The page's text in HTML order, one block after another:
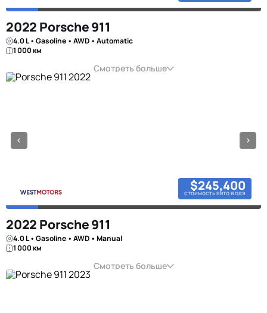
2022 Porsche 911
4.0 L • Gasoline • AWD • Automatic
1 000 км
Смотреть больше
$245,400
стоимость авто в оаэ
2022 Porsche 911
4.0 L • Gasoline • AWD • Manual
1 000 км
Смотреть больше